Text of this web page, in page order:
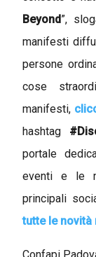
Beyond”,
manifesti
persone
cose
manifesti,
hashtag
portale
eventi e le
principali
tutte le novità